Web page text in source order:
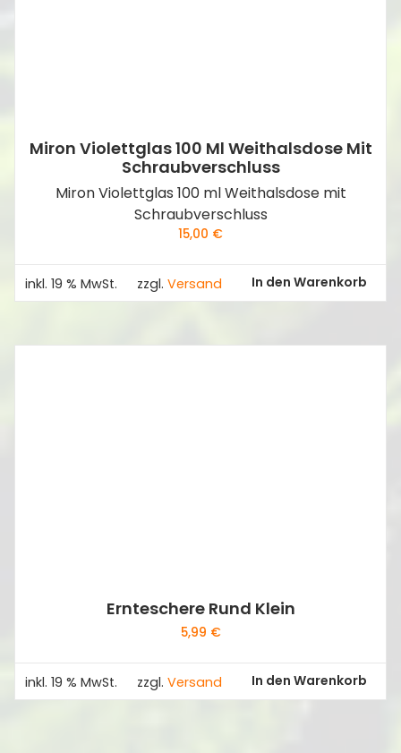
Miron Violettglas 100 Ml Weithalsdose Mit
Schraubverschluss
Miron Violettglas 100 ml Weithalsdose mit
Schraubverschluss
15,00 €
inkl. 19 % MwSt. zzgl. Versand In den Warenkorb
Ernteschere Rund Klein
5,99 €
inkl. 19 % MwSt. zzgl. Versand In den Warenkorb